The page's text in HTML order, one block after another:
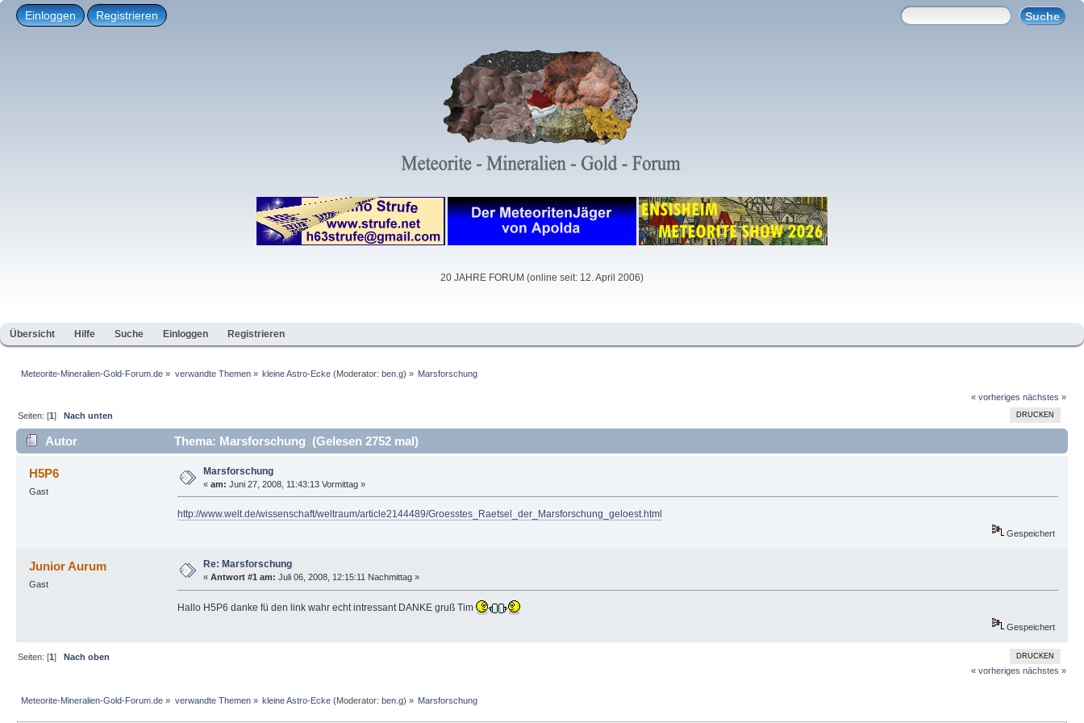
Einloggen Registrieren
20 JAHRE FORUM (online seit: 12. April 2006)
Übersicht Hilfe Suche Einloggen Registrieren
Meteorite-Mineralien-Gold-Forum.de » verwandte Themen» kleine Astro-Ecke(Moderator: ben.g) » Marsforschung
« vorheriges nächstes »
DRUCKEN
Seiten: [1]Nach unten
Autor Thema: Marsforschung (Gelesen 2752 mal)
H5P6
Gast
Marsforschung
« am: Juni 27, 2008, 11:43:13 Vormittag »
http://www.welt.de/wissenschaft/weltraum/article2144489/Groesstes_Raetsel_der_Marsforschung_geloest.html
Gespeichert
Junior Aurum
Gast
Re: Marsforschung
« Antwort #1 am: Juli 06, 2008, 12:15:11 Nachmittag »
Hallo H5P6 danke fü den link wahr echt intressant DANKE gruß Tim
Gespeichert
DRUCKEN
Seiten: [1]Nach oben
« vorheriges nächstes »
Meteorite-Mineralien-Gold-Forum.de » verwandte Themen» kleine Astro-Ecke(Moderator: ben.g) » Marsforschung